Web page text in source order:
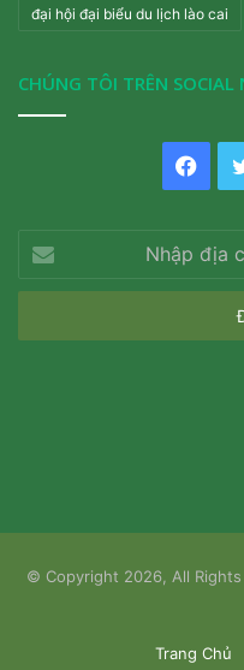
đại hội đại biểu du lịch lào cai
CHÚNG TÔI TRÊN SOCIAL
địa
chỉ
của
© Copyright 2026, All
Trang Chủ